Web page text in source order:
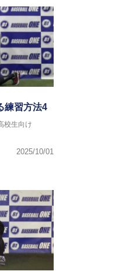
練習方法4
校生向け
2025/10/01